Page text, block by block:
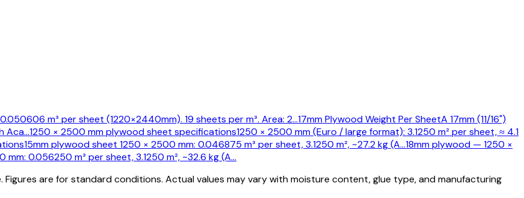
m³ per sheet (1220×2440mm). 19 sheets per m³. Area: 2…17mm Plywood Weight Per SheetA 17mm (11/16")
Aca…1250 × 2500 mm plywood sheet specifications1250 × 2500 mm (Euro / large format): 3.1250 m² per sheet, ≈ 4.1
15mm plywood sheet 1250 × 2500 mm: 0.046875 m³ per sheet, 3.1250 m², ~27.2 kg (A…18mm plywood — 1250 ×
0.056250 m³ per sheet, 3.1250 m², ~32.6 kg (A…
are for standard conditions. Actual values may vary with moisture content, glue type, and manufacturing